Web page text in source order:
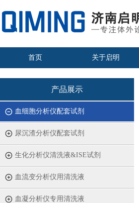
首页 关于启明
产品展示
血细胞分析仪配套试剂
尿沉渣分析仪配套试剂
生化分析仪清洗液&ISE试剂
血流变分析仪用清洗液
血凝分析仪专用清洗液